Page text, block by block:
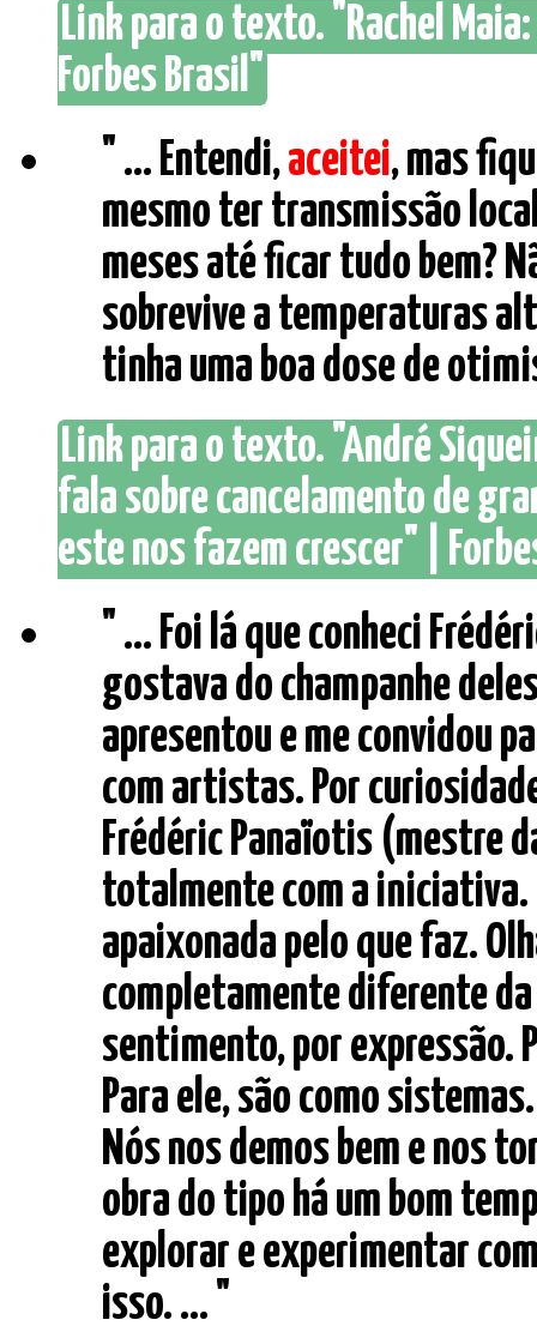
Link para o texto. "Rachel
Forbes Brasil"
" ... Entendi,aceitei, mas
mesmo ter transmissão
meses até ficar tudo bem?
sobrevive a temperaturas
tinha uma boa dose de
Link para o texto. "André
fala sobre cancelamento de
este nos fazem crescer" |
" ... Foi lá que conheci
gostava do champanhe
apresentou e me convidou
com artistas. Por
Frédéric Panaïotis (mestre
totalmente com a iniciativa.
apaixonada pelo que faz.
completamente diferente da
sentimento, por expressão.
Para ele, são como
Nós nos demos bem e nos
obra do tipo há um bom
explorar e experimentar
isso. ... "